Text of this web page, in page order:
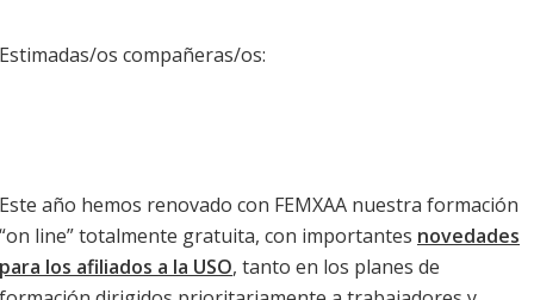
Estimadas/os compañeras/os:
Este año hemos renovado con FEMXAA nuestra formación
“on line” totalmente gratuita, con importantes novedades
para los afiliados a la USO, tanto en los planes de